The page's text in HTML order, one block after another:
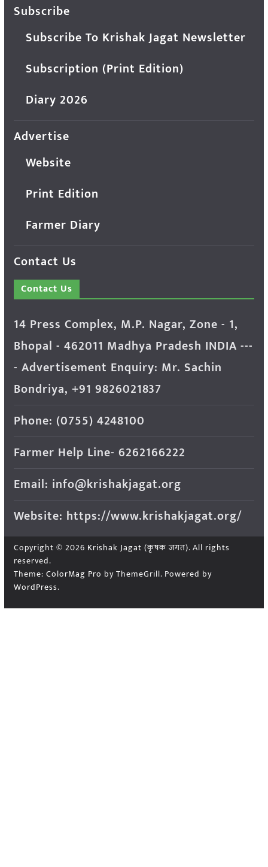
Subscribe
Subscribe To Krishak Jagat Newsletter
Subscription (Print Edition)
Diary 2026
Advertise
Website
Print Edition
Farmer Diary
Contact Us
Contact Us
14 Press Complex, M.P. Nagar, Zone - 1,
Bhopal - 462011 Madhya Pradesh INDIA ---
- Advertisement Enquiry: Mr. Sachin
Bondriya, +91 9826021837
Phone: (0755) 4248100
Farmer Help Line- 6262166222
Email: info@krishakjagat.org
Website: https://www.krishakjagat.org/
Copyright © 2026 Krishak Jagat (कृषक जगत). All rights
reserved.
Theme: ColorMag Pro by ThemeGrill. Powered by
WordPress.